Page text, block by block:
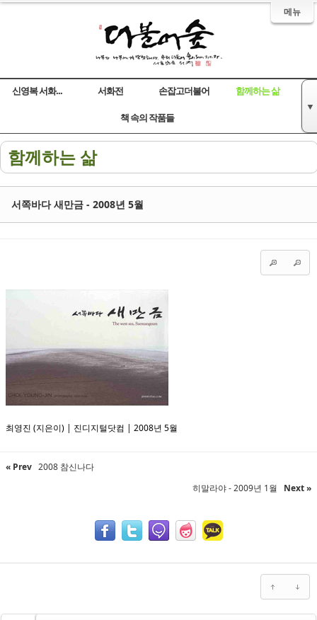
메뉴
신영복 서화... 서화전 손잡고더불어 함께하는 삶
책 속의 작품들
▼
함께하는 삶
서쪽바다 새만금 - 2008년 5월
최영진 (지은이) | 진디지털닷컴 | 2008년 5월
« Prev 2008 참신나다
히말라야 - 2009년 1월
Next »
Sketchbook5, 스케치북5
Sketchbook5, 스케치북5
Sketchbook5, 스케치북5
Sketchbook5, 스케치북5